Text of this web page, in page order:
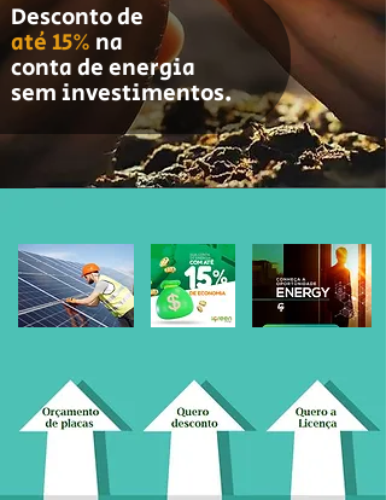
Desconto de
até 15% na
conta de energia
sem investimentos.